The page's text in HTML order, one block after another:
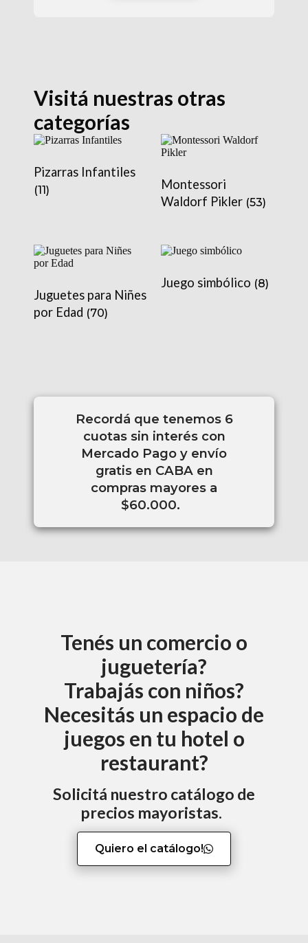
Visitá nuestras otras
categorías
Pizarras Infantiles
(11)
Montessori
Waldorf Pikler (53)
Juguetes para Niñes
por Edad (70)
Juego simbólico (8)
Recordá que tenemos 6
cuotas sin interés con
Mercado Pago y envío
gratis en CABA en
compras mayores a
$60.000.
Tenés un comercio o
juguetería?
Trabajás con niños?
Necesitás un espacio de
juegos en tu hotel o
restaurant?
Solicitá nuestro catálogo de
precios mayoristas.
Quiero el catálogo!